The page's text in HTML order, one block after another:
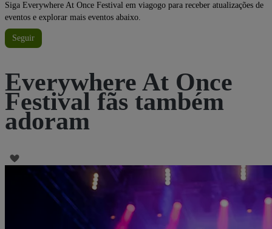
Siga Everywhere At Once Festival em viagogo para receber atualizações de
eventos e explorar mais eventos abaixo.
Seguir
Everywhere At Once
Festival fãs também
adoram